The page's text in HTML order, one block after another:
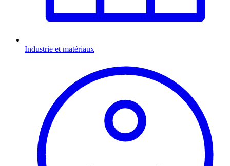
Industrie et matériaux